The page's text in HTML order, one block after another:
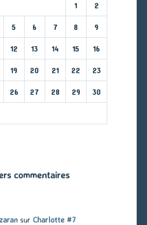
1 2
5 6 7 8 9
12 13 14 15 16
19 20 21 22 23
26 27 28 29 30
commentaires
sur Charlotte #7